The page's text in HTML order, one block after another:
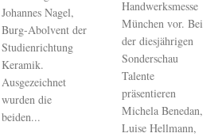
Johannes Nagel,
Burg-Abolvent der
Studienrichtung
Keramik.
Ausgezeichnet
wurden die
beiden...
Handwerksmesse
München vor. Bei
der diesjährigen
Sonderschau
Talente
präsentieren
Michela Benedan,
Luise Hellmann,